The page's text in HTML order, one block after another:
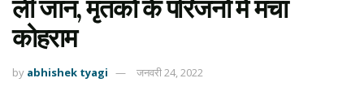
ली जान, मृतकों के परिजनों में मचा
कोहराम
by abhishek tyagi जनवरी 24, 2022